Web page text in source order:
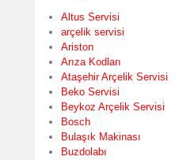
Altus Servisi
arçelik servisi
Ariston
Arıza Kodları
Ataşehir Arçelik Servisi
Beko Servisi
Beykoz Arçelik Servisi
Bosch
Bulaşık Makinası
Buzdolabı